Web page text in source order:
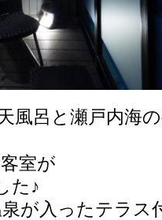
風呂と瀬戸内海
室が
た♪
が入ったテラス